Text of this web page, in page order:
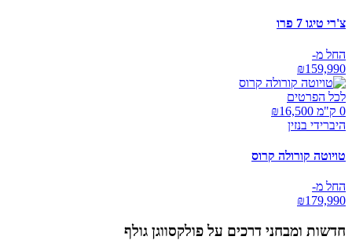
צ'רי טיגו 7 פרו
החל מ-
₪159,990
לכל הפרטים
0 ק"מ ₪
16,500
היברידי בנזין
טויוטה קורולה קרוס
החל מ-
₪179,990
חדשות ומבחני דרכים עלפולקסווגן גולף